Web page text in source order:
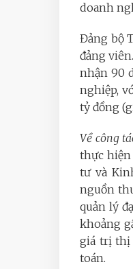
doanh
Đảng bộ
đảng
nhận 90
nghiệp,
tỷ đồng
Về công
thực hiện
tư và
nguồn
quản lý
khoảng
giá trị thị
toán.